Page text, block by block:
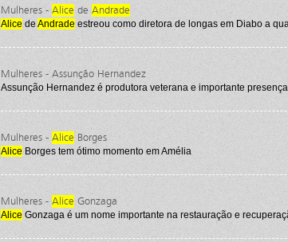
Mulheres - Alice de Andrade
Alice de Andrade estreou como diretora de longas em Diabo a
Mulheres - Assunção Hernandez
Assunção Hernandez é produtora veterana e importante
Mulheres - Alice Borges
Alice Borges tem ótimo momento em Amélia
Mulheres - Alice Gonzaga
Alice Gonzaga é um nome importante na restauração e